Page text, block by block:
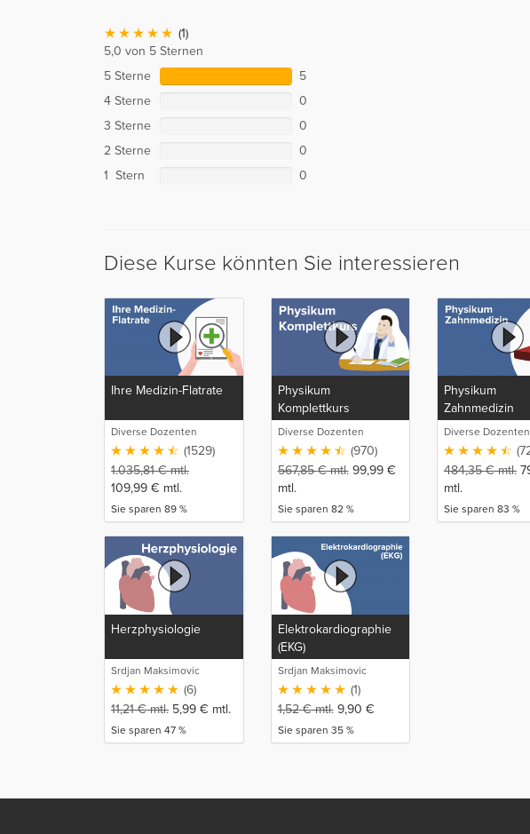
(1)
5,0 von 5 Sternen
5 Sterne
5
4 Sterne
0
3 Sterne
0
2 Sterne
0
1 Stern
0
Diese Kurse könnten Sie interessieren
Ihre Medizin-Flatrate
Diverse Dozenten
(1529)
1.035,81€mtl.
109,99 € mtl.
Sie sparen 89 %
Physikum
Komplettkurs
Diverse Dozenten
(970)
567,85€mtl. 99,99 €
mtl.
Sie sparen 82 %
Physikum
Zahnmedizin
Diverse Dozenten
484,35€mtl.
mtl.
Sie sparen 83 %
Herzphysiologie
Srdjan Maksimovic
(6)
11,21€mtl. 5,99 € mtl.
Sie sparen 47 %
Elektrokardiographie
(EKG)
Srdjan Maksimovic
(1)
1,52€mtl. 9,90 €
Sie sparen 35 %